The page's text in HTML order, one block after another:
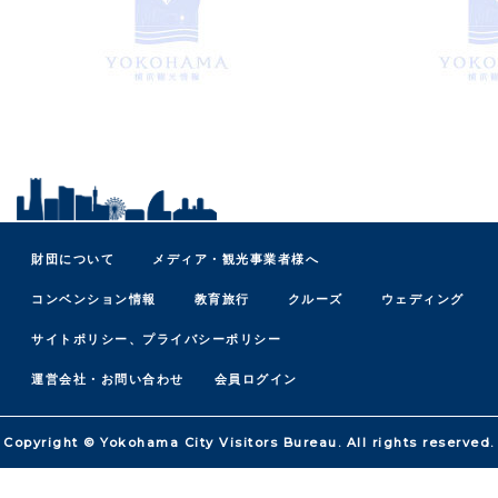
財団について メディア・観光事業者様へ
コンベンション情報 教育旅行 クルーズ ウェディング
サイトポリシー、プライバシーポリシー
運営会社・お問い合わせ 会員ログイン
Copyright © Yokohama City Visitors Bureau. All rights reserved.